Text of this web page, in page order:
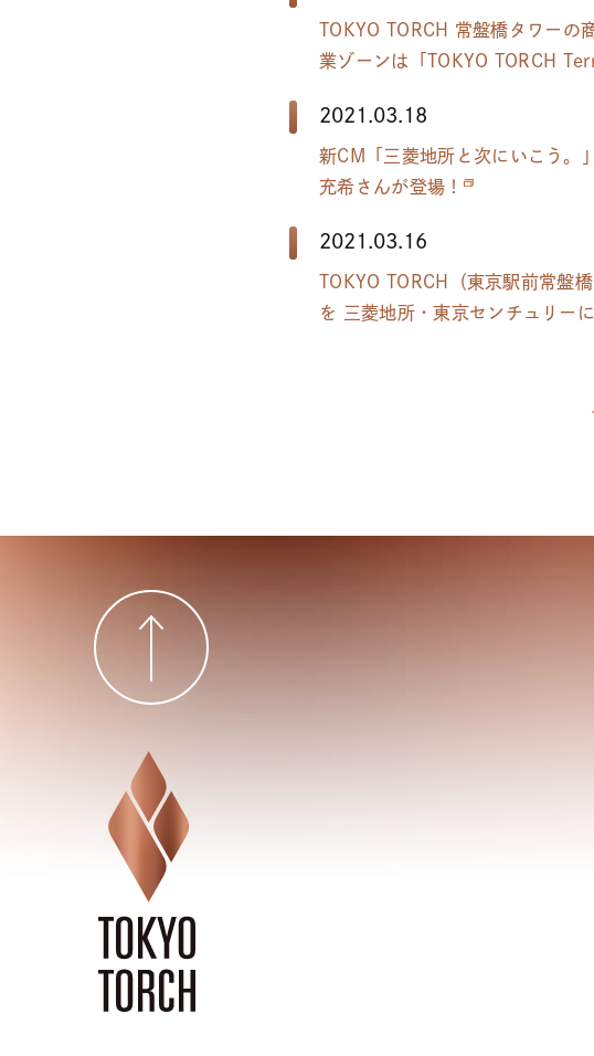
TOKYO TORCH 常盤橋タワー
業ゾーンは「TOKYO TORCH
2021.03.18
新CM「三菱地所と次にいこう。
充希さんが登場！
2021.03.16
TOKYO TORCH（東京駅前常盤
を 三菱地所・東京センチュリー